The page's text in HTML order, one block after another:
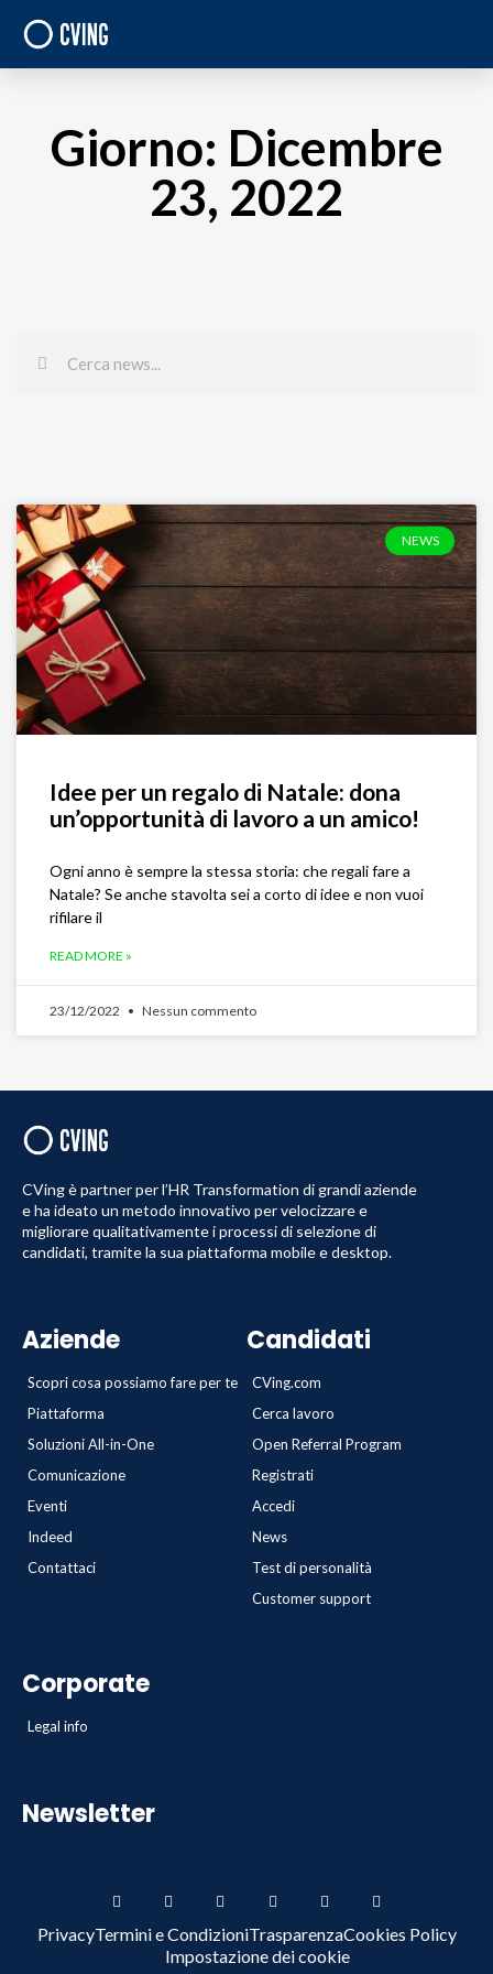
Giorno: Dicembre
23, 2022
NEWS
Idee per un regalo di Natale: dona
un’opportunità di lavoro a un amico!
Ogni anno è sempre la stessa storia: che regali fare a
Natale? Se anche stavolta sei a corto di idee e non vuoi
rifilare il
READ MORE »
23/12/2022 Nessun commento
CVing è partner per l’HR Transformation di grandi aziende
e ha ideato un metodo innovativo per velocizzare e
migliorare qualitativamente i processi di selezione di
candidati, tramite la sua piattaforma mobile e desktop.
Aziende
Scopri cosa possiamo fare per te
Piattaforma
Soluzioni All-in-One
Comunicazione
Eventi
Indeed
Contattaci
Candidati
CVing.com
Cerca lavoro
Open Referral Program
Registrati
Accedi
News
Test di personalità
Customer support
Corporate
Legal info
Newsletter
PrivacyTermini e CondizioniTrasparenzaCookies Policy
Impostazione dei cookie